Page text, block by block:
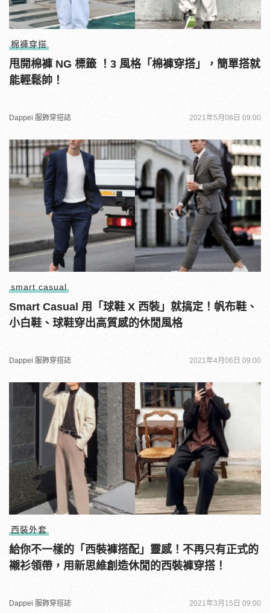
棉褲穿搭
甩開棉褲 NG 標籤 ！3 風格「棉褲穿搭」，簡單搭就
能輕鬆帥！
Dappei 服飾穿搭誌 2021年5月08日 09:00
smart casual
Smart Casual 用「球鞋 X 西裝」就搞定！帆布鞋、
小白鞋、球鞋穿出高質感的休閒風格
Dappei 服飾穿搭誌 2021年4月06日 09:00
西裝外套
給你不一樣的「西裝褲搭配」靈感！不再只有正式的
襯衫領帶，用新思維創造休閒的西裝褲穿搭！
Dappei 服飾穿搭誌 2021年3月15日 09:00